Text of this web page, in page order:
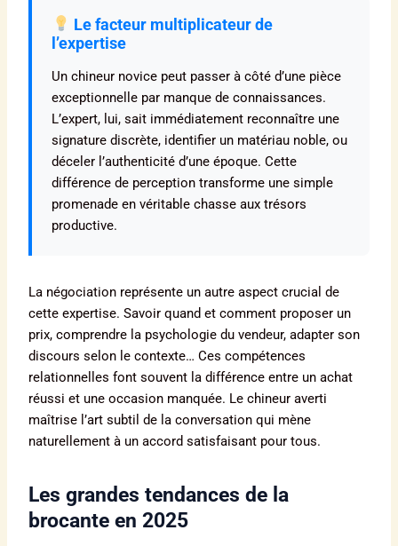
Le facteur multiplicateur de
l’expertise
Un chineur novice peut passer à côté d’une pièce
exceptionnelle par manque de connaissances.
L’expert, lui, sait immédiatement reconnaître une
signature discrète, identifier un matériau noble, ou
déceler l’authenticité d’une époque. Cette
différence de perception transforme une simple
promenade en véritable chasse aux trésors
productive.
La négociation représente un autre aspect crucial de
cette expertise. Savoir quand et comment proposer un
prix, comprendre la psychologie du vendeur, adapter son
discours selon le contexte… Ces compétences
relationnelles font souvent la différence entre un achat
réussi et une occasion manquée. Le chineur averti
maîtrise l’art subtil de la conversation qui mène
naturellement à un accord satisfaisant pour tous.
Les grandes tendances de la
brocante en 2025